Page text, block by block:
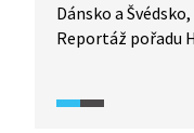
Dánsko a
Reportáž pořadu
existence tohoto